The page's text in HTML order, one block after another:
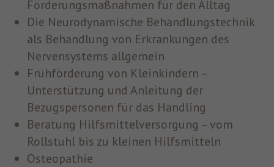
Förderungsmaßnahmen für den Alltag
Die Neurodynamische Behandlungstechnik
als Behandlung von Erkrankungen des
Nervensystems allgemein
Frühförderung von Kleinkindern –
Unterstützung und Anleitung der
Bezugspersonen für das Handling
Beratung Hilfsmittelversorgung – vom
Rollstuhl bis zu kleinen Hilfsmitteln
Osteopathie